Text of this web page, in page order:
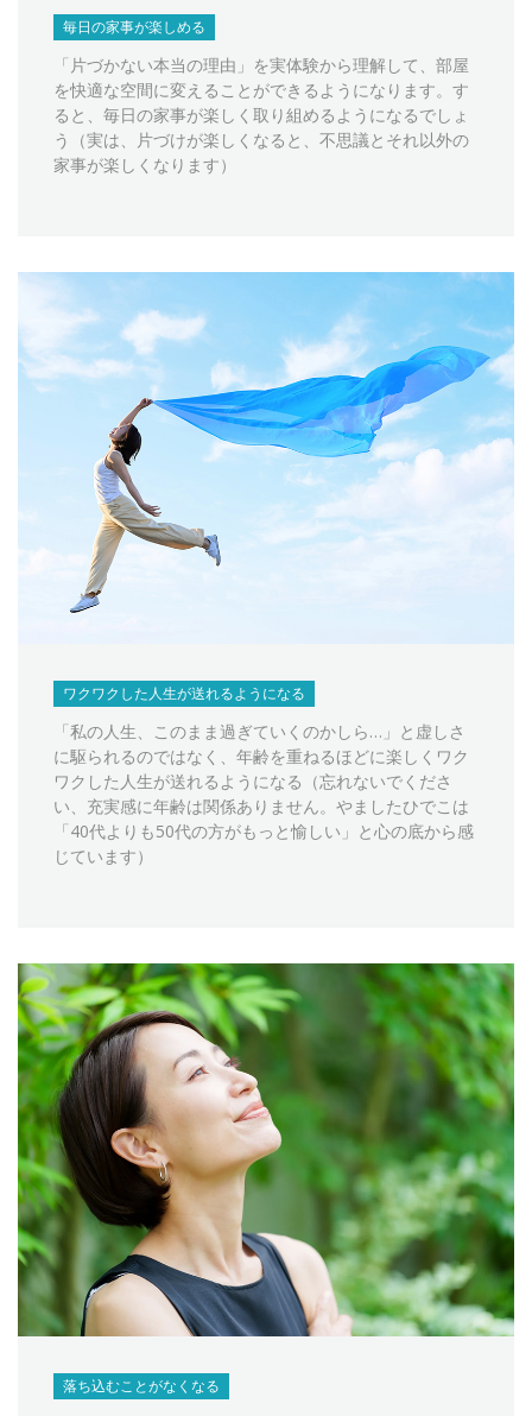
毎日の家事が楽しめる
「片づかない本当の理由」を実体験から理解して、部屋
を快適な空間に変えることができるようになります。す
ると、毎日の家事が楽しく取り組めるようになるでしょ
う（実は、片づけが楽しくなると、不思議とそれ以外の
家事が楽しくなります）
ワクワクした人生が送れるようになる
「私の人生、このまま過ぎていくのかしら…」と虚しさ
に駆られるのではなく、年齢を重ねるほどに楽しくワク
ワクした人生が送れるようになる（忘れないでくださ
い、充実感に年齢は関係ありません。やましたひでこは
「40代よりも50代の方がもっと愉しい」と心の底から感
じています）
落ち込むことがなくなる